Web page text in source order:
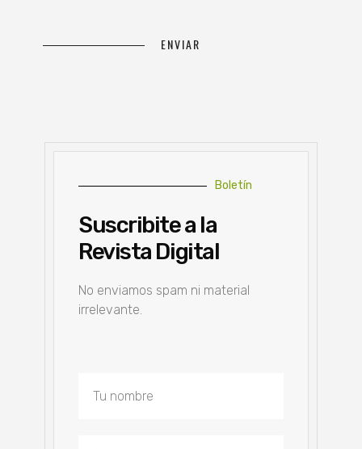
Boletín
Suscribite a la
Revista Digital
No enviamos spam ni material
irrelevante.